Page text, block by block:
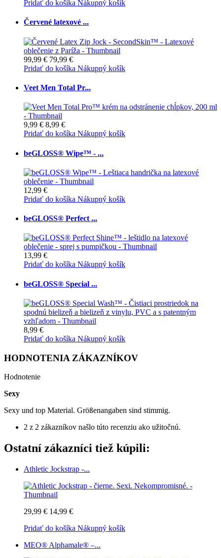
Pridať do košíka Nákupný košík
Červené latexové ...
99,99 € 79,99 €
Pridať do košíka Nákupný košík
Veet Men Total Pr...
9,99 € 8,99 €
Pridať do košíka Nákupný košík
beGLOSS® Wipe™ - ...
12,99 €
Pridať do košíka Nákupný košík
beGLOSS® Perfect ...
13,99 €
Pridať do košíka Nákupný košík
beGLOSS® Special ...
8,99 €
Pridať do košíka Nákupný košík
HODNOTENIA ZÁKAZNÍKOV
Hodnotenie
Sexy
Sexy und top Material. Größenangaben sind stimmig.
2 z 2 zákazníkov našlo túto recenziu ako užitočnú.
Ostatní zákazníci tiež kúpili:
Athletic Jockstrap -...
29,99 € 14,99 €
Pridať do košíka Nákupný košík
MEO® Alphamale® –...